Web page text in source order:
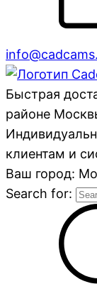
Быстрая
районе
клиентам и
Ваш город:
Search for: